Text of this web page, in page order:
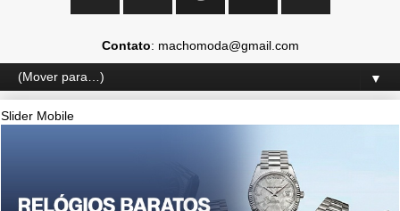
Contato: machomoda@gmail.com
▼
Slider Mobile